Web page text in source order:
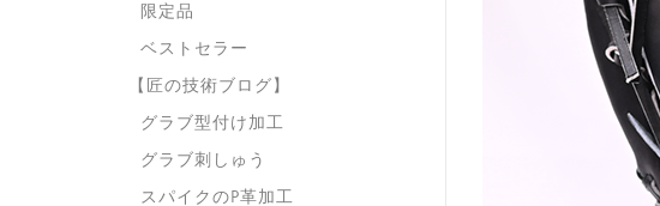
限定品
ベストセラー
【匠の技術ブログ】
グラブ型付け加工
グラブ刺しゅう
スパイクのP革加工